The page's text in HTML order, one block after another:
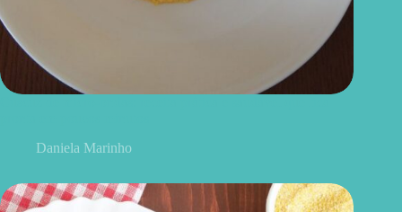
Daniela Marinho